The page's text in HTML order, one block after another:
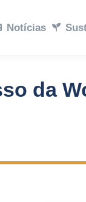
Notícias
da